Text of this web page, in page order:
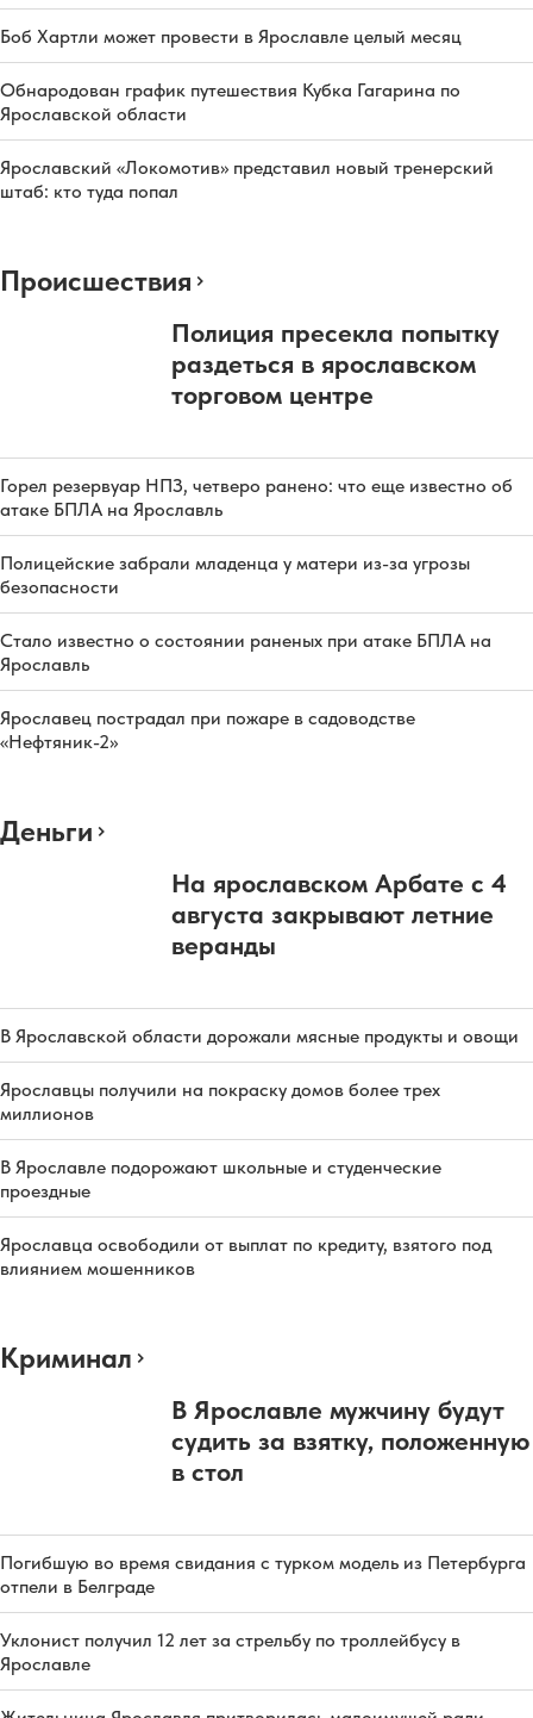
Боб Хартли может провести в Ярославле целый месяц
Обнародован график путешествия Кубка Гагарина по
Ярославской области
Ярославский «Локомотив» представил новый тренерский
штаб: кто туда попал
Происшествия
Полиция пресекла попытку
раздеться в ярославском
торговом центре
Горел резервуар НПЗ, четверо ранено: что еще известно об
атаке БПЛА на Ярославль
Полицейские забрали младенца у матери из-за угрозы
безопасности
Стало известно о состоянии раненых при атаке БПЛА на
Ярославль
Ярославец пострадал при пожаре в садоводстве
«Нефтяник-2»
Деньги
На ярославском Арбате с 4
августа закрывают летние
веранды
В Ярославской области дорожали мясные продукты и овощи
Ярославцы получили на покраску домов более трех
миллионов
В Ярославле подорожают школьные и студенческие
проездные
Ярославца освободили от выплат по кредиту, взятого под
влиянием мошенников
Криминал
В Ярославле мужчину будут
судить за взятку, положенную
в стол
Погибшую во время свидания с турком модель из Петербурга
отпели в Белграде
Уклонист получил 12 лет за стрельбу по троллейбусу в
Ярославле